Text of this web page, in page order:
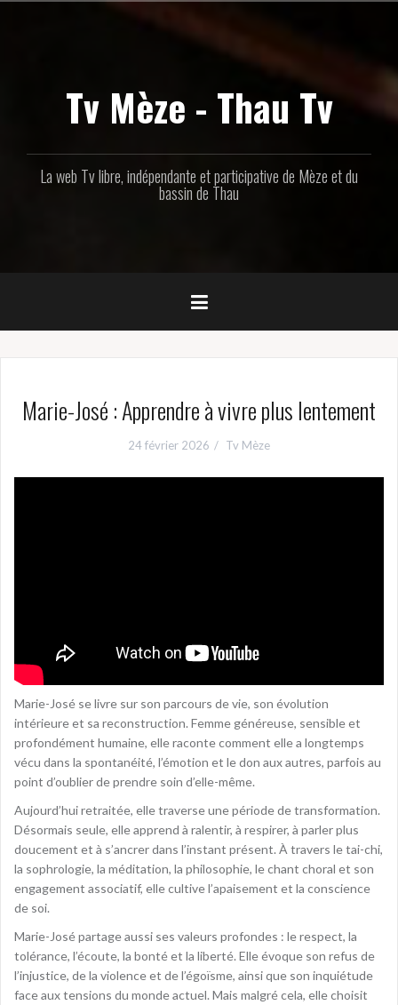
Tv Mèze - Thau Tv
La web Tv libre, indépendante et participative de Mèze et du
bassin de Thau
Marie-José : Apprendre à vivre plus lentement
24 février 2026 Tv Mèze
Marie-José se livre sur son parcours de vie, son évolution
intérieure et sa reconstruction. Femme généreuse, sensible et
profondément humaine, elle raconte comment elle a longtemps
vécu dans la spontanéité, l’émotion et le don aux autres, parfois au
point d’oublier de prendre soin d’elle-même.
Aujourd’hui retraitée, elle traverse une période de transformation.
Désormais seule, elle apprend à ralentir, à respirer, à parler plus
doucement et à s’ancrer dans l’instant présent. À travers le tai-chi,
la sophrologie, la méditation, la philosophie, le chant choral et son
engagement associatif, elle cultive l’apaisement et la conscience
de soi.
Marie-José partage aussi ses valeurs profondes : le respect, la
tolérance, l’écoute, la bonté et la liberté. Elle évoque son refus de
l’injustice, de la violence et de l’égoïsme, ainsi que son inquiétude
face aux tensions du monde actuel. Mais malgré cela, elle choisit